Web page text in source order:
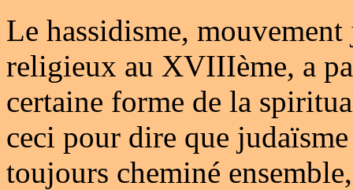
Le hassidisme,
religieux au XVIIIème, a
certaine forme de la
ceci pour dire que
toujours cheminé